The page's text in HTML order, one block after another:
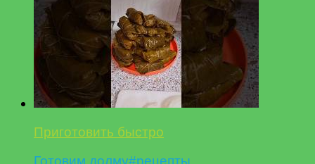
Приготовить быстро
Готовим долму#рецепты